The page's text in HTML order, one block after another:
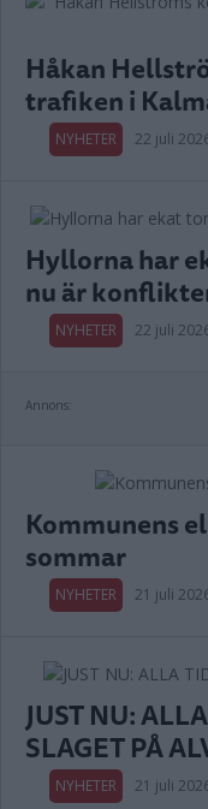
Håkan
trafiken i
NYHETER 22 juli
Hyllorna har
nu är
NYHETER 22 juli
Annons:
Kommunens
sommar
NYHETER 21 juli
JUST NU:
SLAGET PÅ
NYHETER 21 juli